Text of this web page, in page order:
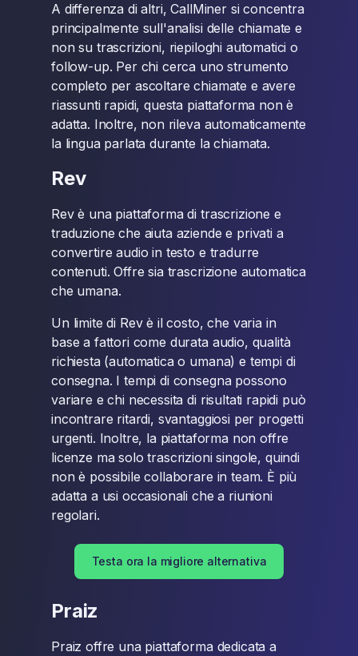
A differenza di altri, CallMiner si concentra
principalmente sull'analisi delle chiamate e
non su trascrizioni, riepiloghi automatici o
follow-up. Per chi cerca uno strumento
completo per ascoltare chiamate e avere
riassunti rapidi, questa piattaforma non è
adatta. Inoltre, non rileva automaticamente
la lingua parlata durante la chiamata.
Rev
Rev è una piattaforma di trascrizione e
traduzione che aiuta aziende e privati a
convertire audio in testo e tradurre
contenuti. Offre sia trascrizione automatica
che umana.
Un limite di Rev è il costo, che varia in
base a fattori come durata audio, qualità
richiesta (automatica o umana) e tempi di
consegna. I tempi di consegna possono
variare e chi necessita di risultati rapidi può
incontrare ritardi, svantaggiosi per progetti
urgenti. Inoltre, la piattaforma non offre
licenze ma solo trascrizioni singole, quindi
non è possibile collaborare in team. È più
adatta a usi occasionali che a riunioni
regolari.
Testa ora la migliore alternativa
Praiz
Praiz offre una piattaforma dedicata a